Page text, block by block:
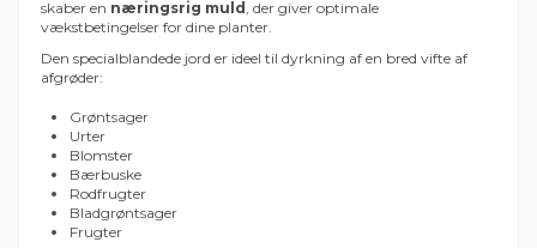
skaber en næringsrig muld , der giver optimale
vækstbetingelser for dine planter.
Den specialblandede jord er ideel til dyrkning af en bred vifte af
afgrøder:
Grøntsager
Urter
Blomster
Bærbuske
Rodfrugter
Bladgrøntsager
Frugter